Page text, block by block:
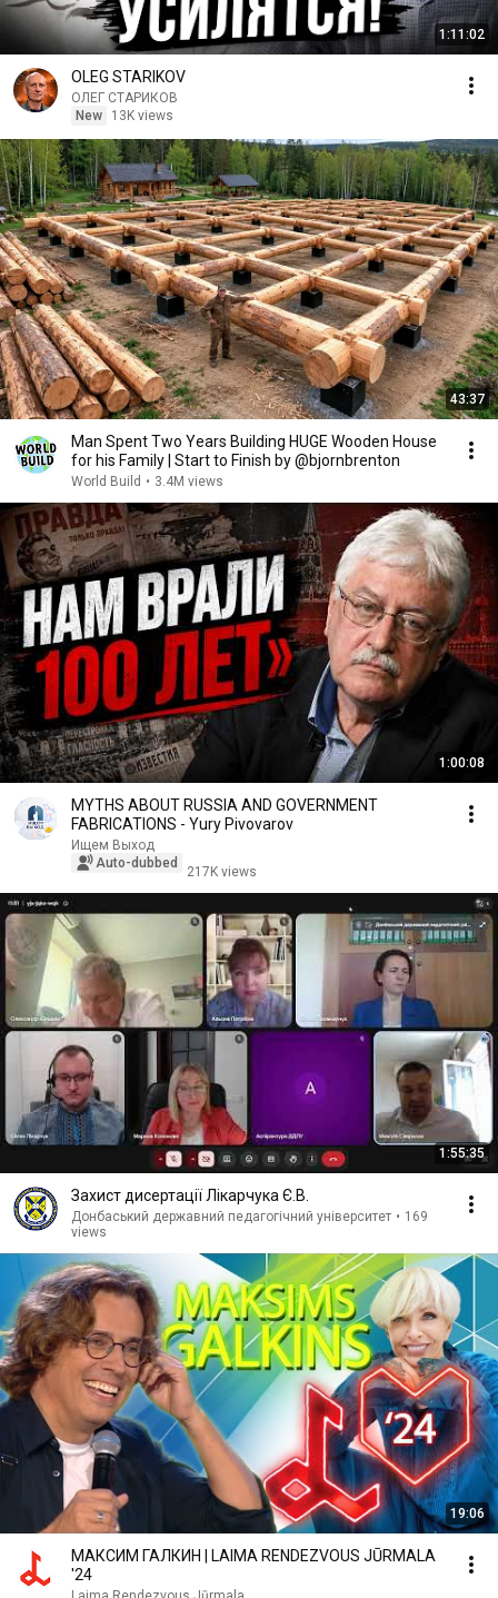
1:11:02
OLEG STARIKOV
ОЛЕГ СТАРИКОВ
New
13K views
43:37
Man Spent Two Years Building HUGE Wooden House
for his Family | Start to Finish by @bjornbrenton
World Build • 3.4M views
1:00:08
MYTHS ABOUT RUSSIA AND GOVERNMENT
FABRICATIONS - Yury Pivovarov
Ищем Выход
Auto-dubbed
217K views
1:55:35
Захист дисертації Лікарчука Є.В.
Донбаський державний педагогічний університет • 169
views
19:06
МАКСИМ ГАЛКИН | LAIMA RENDEZVOUS JŪRMALA
'24